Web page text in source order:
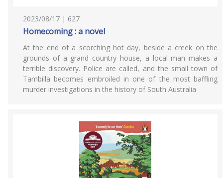
2023/08/17 | 627
Homecoming : a novel
At the end of a scorching hot day, beside a creek on the
grounds of a grand country house, a local man makes a
terrible discovery. Police are called, and the small town of
Tambilla becomes embroiled in one of the most baffling
murder investigations in the history of South Australia